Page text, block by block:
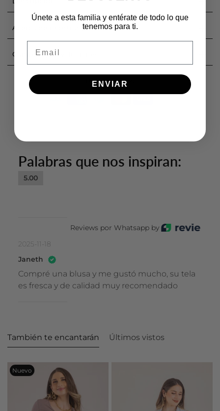
Acerca de nuestras prendas
Cambios y devoluciones
Pagos seguros
Palabras que nos inspiran:
5.00
Reviews por Whatsapp by
2025-11-18
Janeth
Compré una blusa y me gustó mucho, su tela
es fresca y de calidad muy recomendado
También te encantarán Últimos vistos
Nuevo
Únete a esta familia y entérate de todo lo que
tenemos para ti.
ENVIAR